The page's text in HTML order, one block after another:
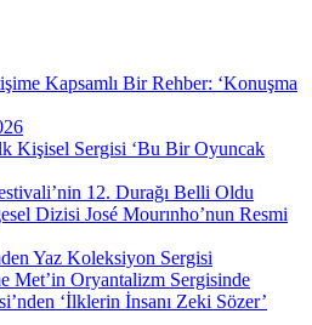
Kapsamlı Bir Rehber: ‘Konuşma
Kişisel Sergisi ‘Bu Bir Oyuncak
12. Durağı Belli Oldu
Dizisi José Mourınho’nun Resmi
Yaz Koleksiyon Sergisi
Met’in Oryantalizm Sergisinde
‘İlklerin İnsanı Zeki Sözer’